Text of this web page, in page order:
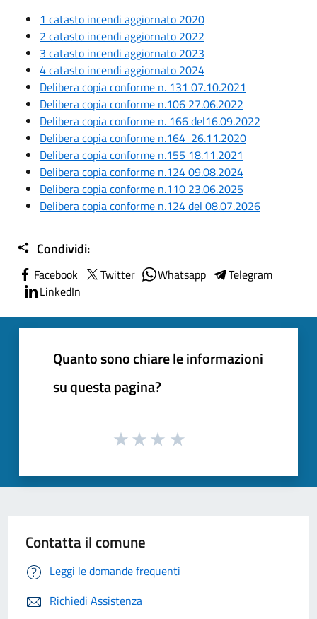
1 catasto incendi aggiornato 2020
2 catasto incendi aggiornato 2022
3 catasto incendi aggiornato 2023
4 catasto incendi aggiornato 2024
Delibera copia conforme n. 131 07.10.2021
Delibera copia conforme n.106 27.06.2022
Delibera copia conforme n. 166 del16.09.2022
Delibera copia conforme n.164 26.11.2020
Delibera copia conforme n.155 18.11.2021
Delibera copia conforme n.124 09.08.2024
Delibera copia conforme n.110 23.06.2025
Delibera copia conforme n.124 del 08.07.2026
Condividi:
Facebook Twitter Whatsapp
Telegram
LinkedIn
Quanto sono chiare le informazioni
su questa pagina?
Contatta il comune
Leggi le domande frequenti
Richiedi Assistenza